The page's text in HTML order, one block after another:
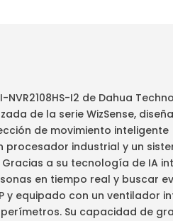
NVR2108HS-I2 de Dahua
de la serie WizSense,
de movimiento inteligente
industrial y un
a su tecnología de IA
en tiempo real y buscar
equipado con un ventilador
Su capacidad de